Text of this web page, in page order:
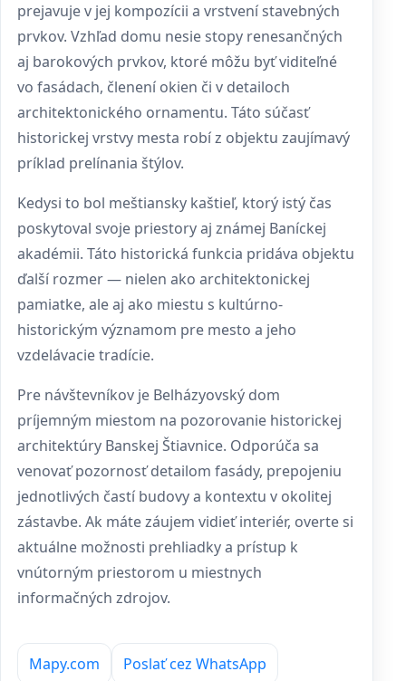
prejavuje v jej kompozícii a vrstvení stavebných
prvkov. Vzhľad domu nesie stopy renesančných
aj barokových prvkov, ktoré môžu byť viditeľné
vo fasádach, členení okien či v detailoch
architektonického ornamentu. Táto súčasť
historickej vrstvy mesta robí z objektu zaujímavý
príklad prelínania štýlov.
Kedysi to bol meštiansky kaštieľ, ktorý istý čas
poskytoval svoje priestory aj známej Baníckej
akadémii. Táto historická funkcia pridáva objektu
ďalší rozmer — nielen ako architektonickej
pamiatke, ale aj ako miestu s kultúrno-
historickým významom pre mesto a jeho
vzdelávacie tradície.
Pre návštevníkov je Belházyovský dom
príjemným miestom na pozorovanie historickej
architektúry Banskej Štiavnice. Odporúča sa
venovať pozornosť detailom fasády, prepojeniu
jednotlivých častí budovy a kontextu v okolitej
zástavbe. Ak máte záujem vidieť interiér, overte si
aktuálne možnosti prehliadky a prístup k
vnútorným priestorom u miestnych
informačných zdrojov.
Mapy.com Poslať cez WhatsApp